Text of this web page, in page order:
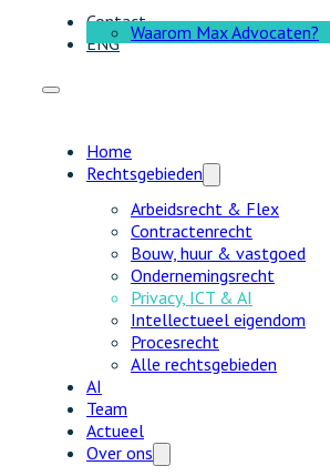
Waarom Max Advocaten?
Contact
ENG
Home
Rechtsgebieden
Arbeidsrecht & Flex
Contractenrecht
Bouw, huur & vastgoed
Ondernemingsrecht
Privacy, ICT & AI
Intellectueel eigendom
Procesrecht
Alle rechtsgebieden
AI
Team
Actueel
Over ons